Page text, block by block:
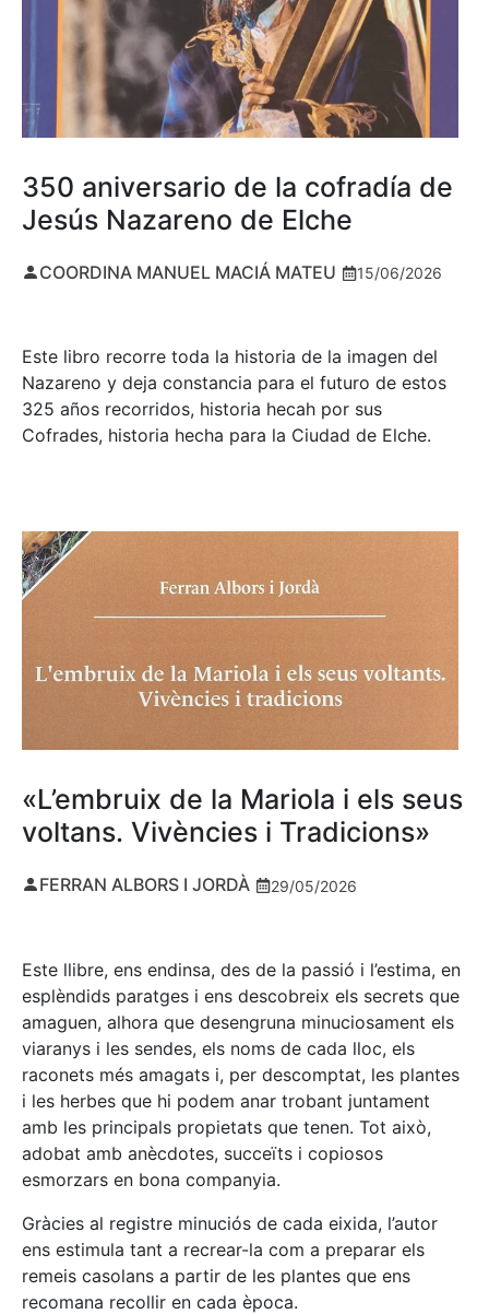
350 aniversario de la cofradía de
Jesús Nazareno de Elche
COORDINA MANUEL MACIÁ MATEU 15/06/2026
Este libro recorre toda la historia de la imagen del
Nazareno y deja constancia para el futuro de estos
325 años recorridos, historia hecah por sus
Cofrades, historia hecha para la Ciudad de Elche.
«L’embruix de la Mariola i els seus
voltans. Vivències i Tradicions»
FERRAN ALBORS I JORDÀ 29/05/2026
Este llibre, ens endinsa, des de la passió i l’estima, en
esplèndids paratges i ens descobreix els secrets que
amaguen, alhora que desengruna minuciosament els
viaranys i les sendes, els noms de cada lloc, els
raconets més amagats i, per descomptat, les plantes
i les herbes que hi podem anar trobant juntament
amb les principals propietats que tenen. Tot això,
adobat amb anècdotes, succeïts i copiosos
esmorzars en bona companyia.
Gràcies al registre minuciós de cada eixida, l’autor
ens estimula tant a recrear-la com a preparar els
remeis casolans a partir de les plantes que ens
recomana recollir en cada època.